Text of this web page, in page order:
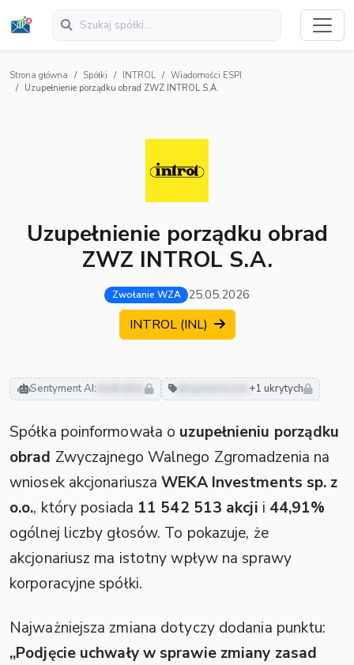
Strona główna Spółki INTROL
Wiadomości ESPI
Uzupełnienie porządku obrad ZWZ INTROL S.A.
Uzupełnienie porządku obrad
ZWZ INTROL S.A.
Zwołanie WZA 25.05.2026
INTROL (INL)
Sentyment AI: neutralny +1 ukrytych
Spółka poinformowała o uzupełnieniu porządku
obrad Zwyczajnego Walnego Zgromadzenia na
wniosek akcjonariuszaWEKA Investments sp. z
o.o., który posiada 11 542 513 akcji i 44,91%
ogólnej liczby głosów. To pokazuje, że
akcjonariusz ma istotny wpływ na sprawy
korporacyjne spółki.
Najważniejsza zmiana dotyczy dodania punktu:
„Podjęcie uchwały w sprawie zmiany zasad